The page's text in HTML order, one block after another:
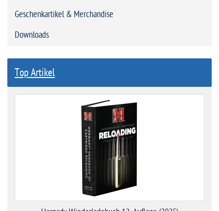
Geschenkartikel & Merchandise
Downloads
Top Artikel